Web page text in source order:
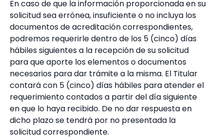
En caso de que la información proporcionada en su
solicitud sea errónea, insuficiente o no incluya los
documentos de acreditación correspondientes,
podremos requerirle dentro de los 5 (cinco) días
hábiles siguientes a la recepción de su solicitud
para que aporte los elementos o documentos
necesarios para dar trámite a la misma. El Titular
contará con 5 (cinco) días hábiles para atender el
requerimiento contados a partir del día siguiente
en que lo haya recibido. De no dar respuesta en
dicho plazo se tendrá por no presentada la
solicitud correspondiente.